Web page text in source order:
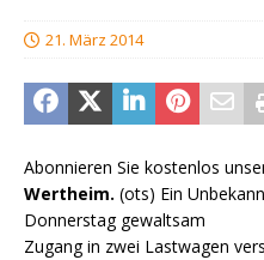
21. März 2014
Abonnieren Sie kostenlos
Wertheim. (ots) Ein
Donnerstag gewaltsam
Zugang in zwei Lastwagen